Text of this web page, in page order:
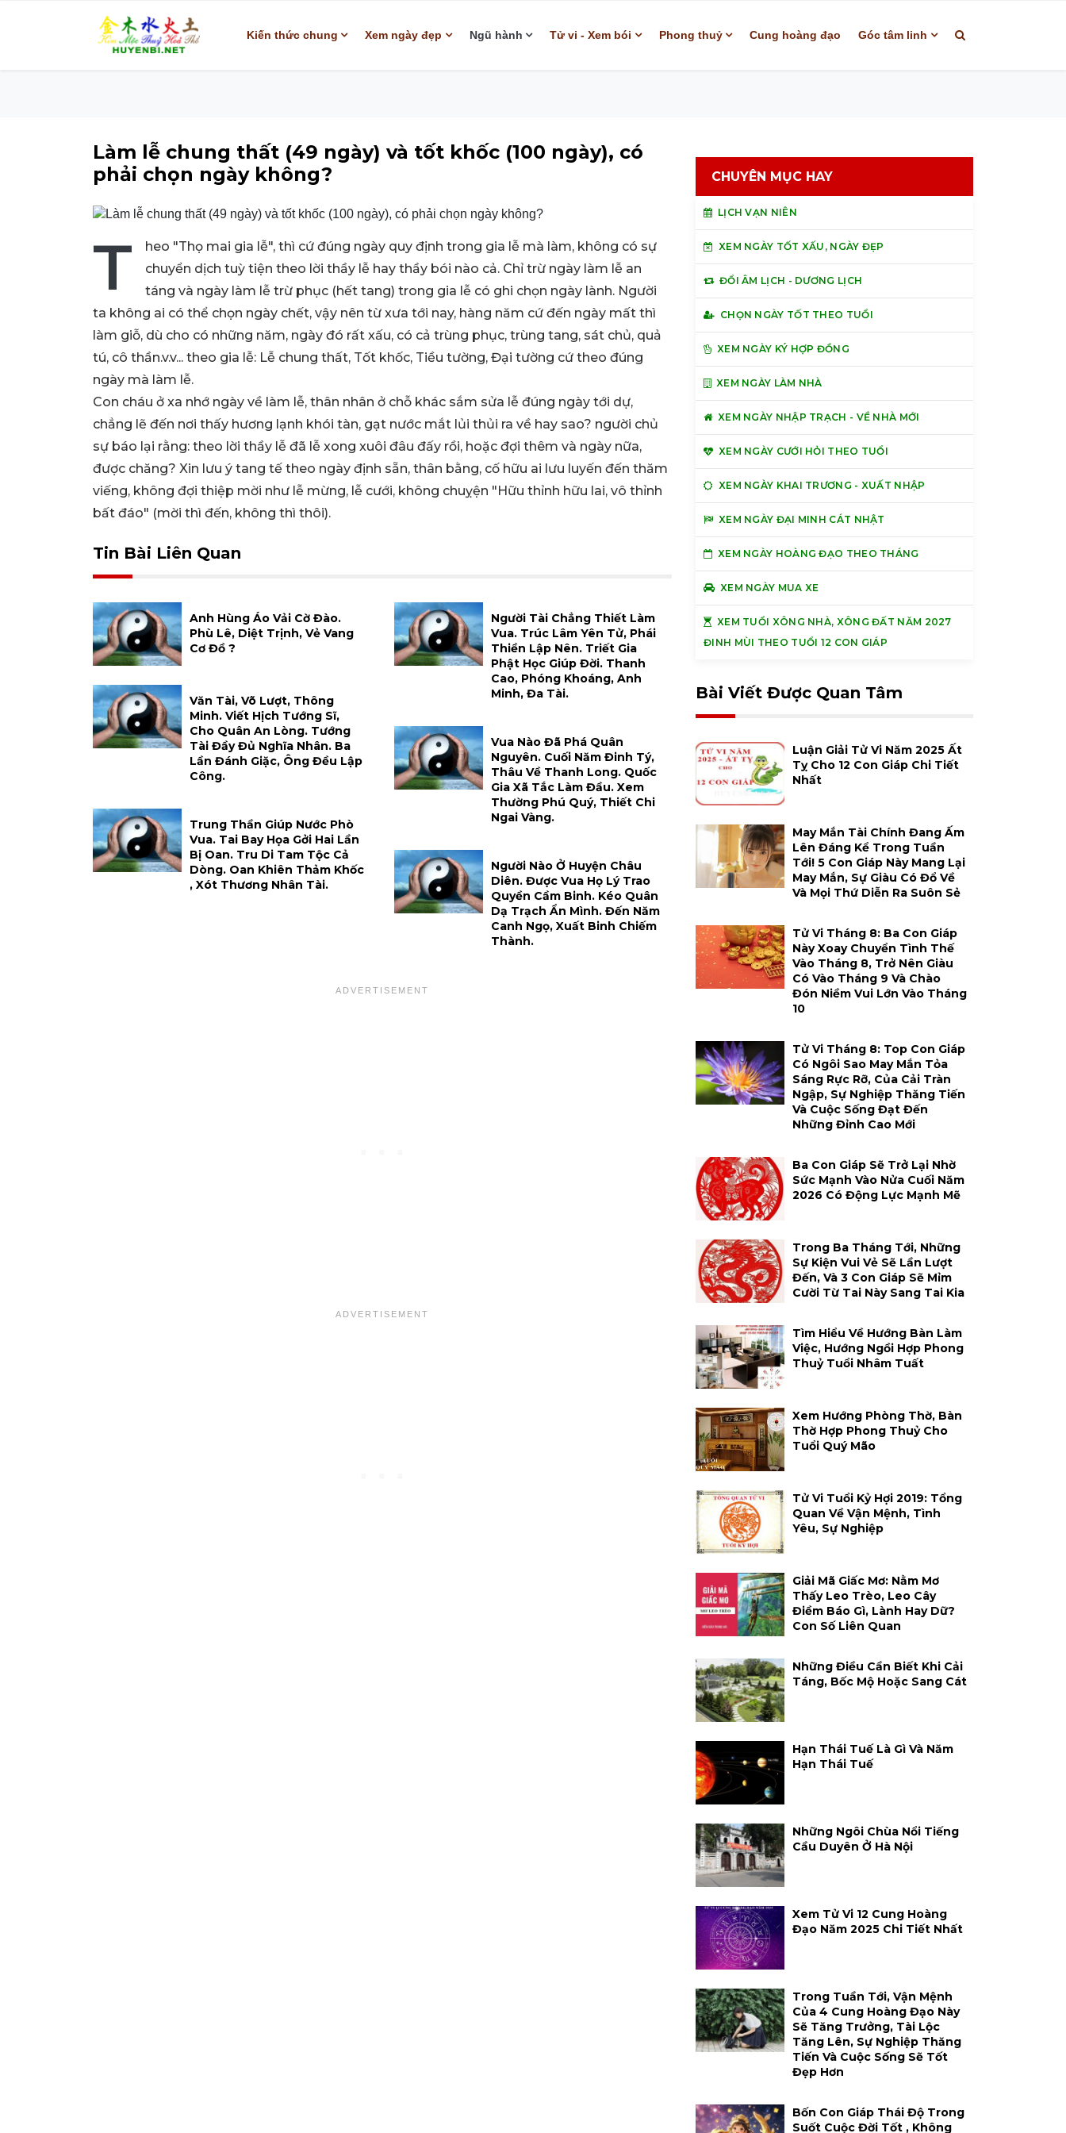
Kiến thức chung Xem ngày đẹp Ngũ hành Tử vi - Xem bói Phong thuỷ Cung hoàng đạo Góc tâm linh
Làm lễ chung thất (49 ngày) và tốt khốc (100 ngày), có
phải chọn ngày không?
T
heo "Thọ mai gia lễ", thì cứ đúng ngày quy định trong gia lễ mà làm, không có sự
chuyển dịch tuỳ tiện theo lời thầy lễ hay thầy bói nào cả. Chỉ trừ ngày làm lễ an
táng và ngày làm lễ trừ phục (hết tang) trong gia lễ có ghi chọn ngày lành. Người
ta không ai có thể chọn ngày chết, vậy nên từ xưa tới nay, hàng năm cứ đến ngày mất thì
làm giỗ, dù cho có những năm, ngày đó rất xấu, có cả trùng phục, trùng tang, sát chủ, quả
tú, cô thần.v.v... theo gia lễ: Lễ chung thất, Tốt khốc, Tiều tường, Đại tường cứ theo đúng
ngày mà làm lễ.
Con cháu ở xa nhớ ngày về làm lễ, thân nhân ở chỗ khác sắm sửa lễ đúng ngày tới dự,
chẳng lẽ đến nơi thấy hương lạnh khói tàn, gạt nước mắt lủi thủi ra về hay sao? người chủ
sự báo lại rằng: theo lời thầy lễ đã lễ xong xuôi đâu đấy rồi, hoặc đợi thêm và ngày nữa,
được chăng? Xin lưu ý tang tế theo ngày định sẵn, thân bằng, cố hữu ai lưu luyến đến thăm
viếng, không đợi thiệp mời như lễ mừng, lễ cưới, không chuỵện "Hữu thỉnh hữu lai, vô thỉnh
bất đáo" (mời thì đến, không thì thôi).
Tin Bài Liên Quan
Anh Hùng Áo Vải Cờ Đào.
Phù Lê, Diệt Trịnh, Vẻ Vang
Cơ Đồ ?
Văn Tài, Võ Lượt, Thông
Minh. Viết Hịch Tướng Sĩ,
Cho Quân An Lòng. Tướng
Tài Đầy Đủ Nghĩa Nhân. Ba
Lần Đánh Giặc, Ông Đều Lập
Công.
Trung Thần Giúp Nước Phò
Vua. Tai Bay Họa Gởi Hai Lần
Bị Oan. Tru Di Tam Tộc Cả
Dòng. Oan Khiên Thảm Khốc
, Xót Thương Nhân Tài.
Người Tài Chẳng Thiết Làm
Vua. Trúc Lâm Yên Tử, Phái
Thiền Lập Nên. Triết Gia
Phật Học Giúp Đời. Thanh
Cao, Phóng Khoáng, Anh
Minh, Đa Tài.
Vua Nào Đã Phá Quân
Nguyên. Cuối Năm Đinh Tý,
Thâu Về Thanh Long. Quốc
Gia Xã Tắc Làm Đầu. Xem
Thường Phú Quý, Thiết Chi
Ngai Vàng.
Người Nào Ở Huyện Châu
Diên. Được Vua Họ Lý Trao
Quyền Cầm Binh. Kéo Quân
Dạ Trạch Ẩn Mình. Đến Năm
Canh Ngọ, Xuất Binh Chiếm
Thành.
CHUYÊN MỤC HAY
LỊCH VẠN NIÊN
XEM NGÀY TỐT XẤU, NGÀY ĐẸP
ĐỔI ÂM LỊCH - DƯƠNG LỊCH
CHỌN NGÀY TỐT THEO TUỔI
XEM NGÀY KÝ HỢP ĐỒNG
XEM NGÀY LÀM NHÀ
XEM NGÀY NHẬP TRẠCH - VỀ NHÀ MỚI
XEM NGÀY CƯỚI HỎI THEO TUỔI
XEM NGÀY KHAI TRƯƠNG - XUẤT NHẬP
XEM NGÀY ĐẠI MINH CÁT NHẬT
XEM NGÀY HOÀNG ĐẠO THEO THÁNG
XEM NGÀY MUA XE
XEM TUỔI XÔNG NHÀ, XÔNG ĐẤT NĂM 2027
ĐINH MÙI THEO TUỔI 12 CON GIÁP
Bài Viết Được Quan Tâm
Luận Giải Tử Vi Năm 2025 Ất
Tỵ Cho 12 Con Giáp Chi Tiết
Nhất
May Mắn Tài Chính Đang Ấm
Lên Đáng Kể Trong Tuần
Tới! 5 Con Giáp Này Mang Lại
May Mắn, Sự Giàu Có Đổ Về
Và Mọi Thứ Diễn Ra Suôn Sẻ
Tử Vi Tháng 8: Ba Con Giáp
Này Xoay Chuyển Tình Thế
Vào Tháng 8, Trở Nên Giàu
Có Vào Tháng 9 Và Chào
Đón Niềm Vui Lớn Vào Tháng
10
Tử Vi Tháng 8: Top Con Giáp
Có Ngôi Sao May Mắn Tỏa
Sáng Rực Rỡ, Của Cải Tràn
Ngập, Sự Nghiệp Thăng Tiến
Và Cuộc Sống Đạt Đến
Những Đỉnh Cao Mới
Ba Con Giáp Sẽ Trở Lại Nhờ
Sức Mạnh Vào Nửa Cuối Năm
2026 Có Động Lực Mạnh Mẽ
Trong Ba Tháng Tới, Những
Sự Kiện Vui Vẻ Sẽ Lần Lượt
Đến, Và 3 Con Giáp Sẽ Mỉm
Cười Từ Tai Này Sang Tai Kia
Tìm Hiểu Về Hướng Bàn Làm
Việc, Hướng Ngồi Hợp Phong
Thuỷ Tuổi Nhâm Tuất
Xem Hướng Phòng Thờ, Bàn
Thờ Hợp Phong Thuỷ Cho
Tuổi Quý Mão
Tử Vi Tuổi Kỷ Hợi 2019: Tổng
Quan Về Vận Mệnh, Tình
Yêu, Sự Nghiệp
Giải Mã Giấc Mơ: Nằm Mơ
Thấy Leo Trèo, Leo Cây
Điềm Báo Gì, Lành Hay Dữ?
Con Số Liên Quan
Những Điều Cần Biết Khi Cải
Táng, Bốc Mộ Hoặc Sang Cát
Hạn Thái Tuế Là Gì Và Năm
Hạn Thái Tuế
Những Ngôi Chùa Nổi Tiếng
Cầu Duyên Ở Hà Nội
Xem Tử Vi 12 Cung Hoàng
Đạo Năm 2025 Chi Tiết Nhất
Trong Tuần Tới, Vận Mệnh
Của 4 Cung Hoàng Đạo Này
Sẽ Tăng Trưởng, Tài Lộc
Tăng Lên, Sự Nghiệp Thăng
Tiến Và Cuộc Sống Sẽ Tốt
Đẹp Hơn
Bốn Con Giáp Thái Độ Trong
Suốt Cuộc Đời Tốt , Không